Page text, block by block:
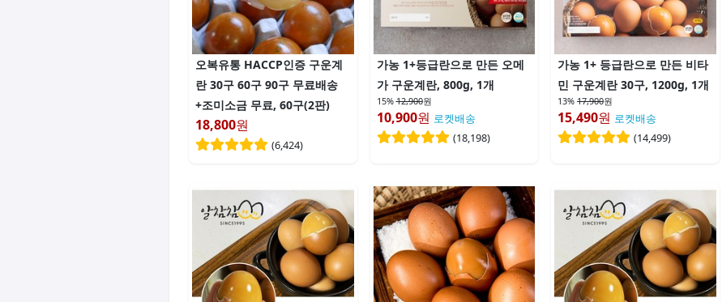
오복유통 HACCP인증 구운계
란 30구 60구 90구 무료배송
+조미소금 무료, 60구(2판)
18,800원
(6,424)
가농 1+등급란으로 만든 오메
가 구운계란, 800g, 1개
15% 12,900원
10,900원 로켓배송
(18,198)
가농 1+ 등급란으로 만든 비타
민 구운계란 30구, 1200g, 1개
13% 17,900원
15,490원 로켓배송
(14,499)